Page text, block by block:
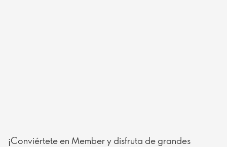
¡Conviértete en Member y disfruta de grandes